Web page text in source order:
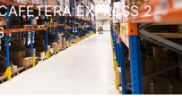
EXPRESS 2